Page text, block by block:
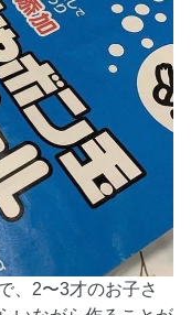
、2〜3才のお子さ